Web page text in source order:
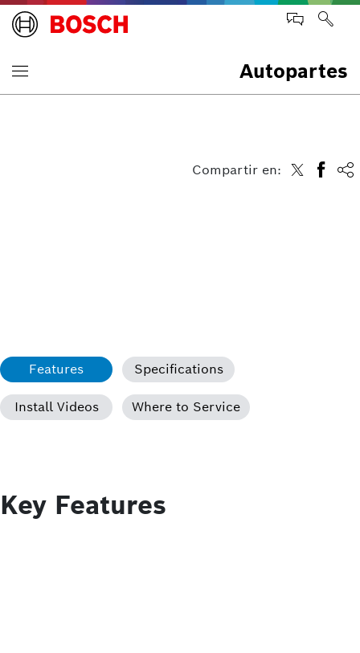
Autopartes
Compartir en:
Features Specifications
Install Videos Where to Service
Key Features